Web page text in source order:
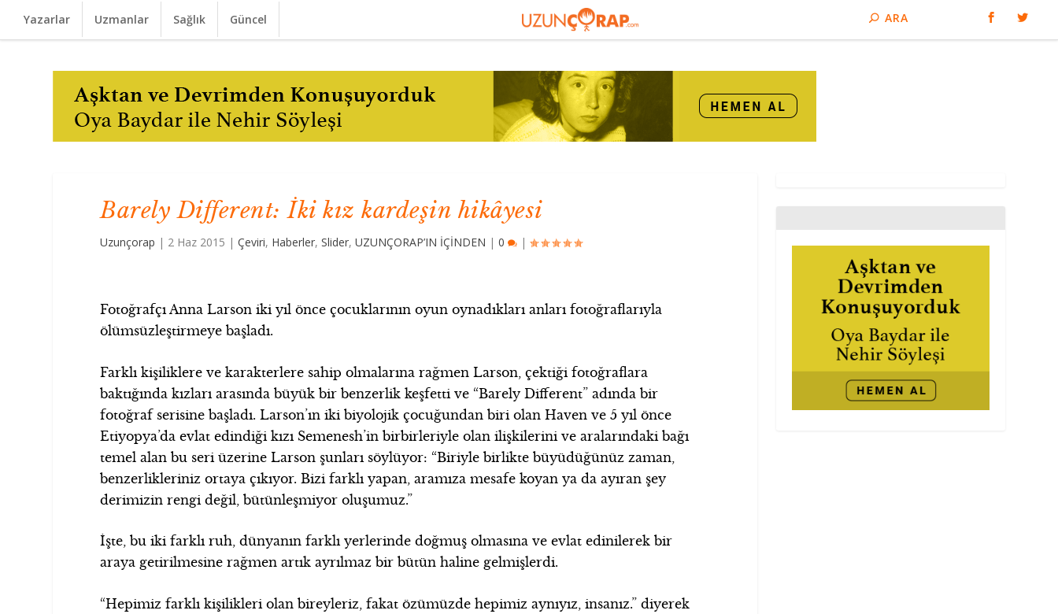
Yazarlar Uzmanlar Sağlık Güncel
Barely Different: İki kız kardeşin hikâyesi
Uzunçorap | 2 Haz 2015 |Çeviri, Haberler,Slider,UZUNÇORAP’IN İÇİNDEN |0 |
Fotoğrafçı Anna Larson iki yıl önce çocuklarının oyun oynadıkları anları fotoğraflarıyla
ölümsüzleştirmeye başladı.
Farklı kişiliklere ve karakterlere sahip olmalarına rağmen Larson, çektiği fotoğraflara
baktığında kızları arasında büyük bir benzerlik keşfetti ve “Barely Different” adında bir
fotoğraf serisine başladı. Larson’ın iki biyolojik çocuğundan biri olan Haven ve 5 yıl önce
Etiyopya’da evlat edindiği kızı Semenesh’in birbirleriyle olan ilişkilerini ve aralarındaki bağı
temel alan bu seri üzerine Larson şunları söylüyor: “Biriyle birlikte büyüdüğünüz zaman,
benzerlikleriniz ortaya çıkıyor. Bizi farklı yapan, aramıza mesafe koyan ya da ayıran şey
derimizin rengi değil, bütünleşmiyor oluşumuz.”
İşte, bu iki farklı ruh, dünyanın farklı yerlerinde doğmuş olmasına ve evlat edinilerek bir
araya getirilmesine rağmen artık ayrılmaz bir bütün haline gelmişlerdi.
“Hepimiz farklı kişilikleri olan bireyleriz, fakat özümüzde hepimiz aynıyız, insanız.” diyerek